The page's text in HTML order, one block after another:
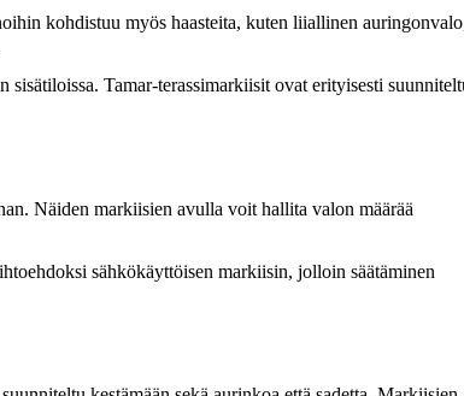
kohdistuu myös haasteita, kuten liiallinen
Tamar-terassimarkiisit ovat erityisesti
Näiden markiisien avulla voit hallita valon määrää
sähkökäyttöisen markiisin, jolloin säätäminen